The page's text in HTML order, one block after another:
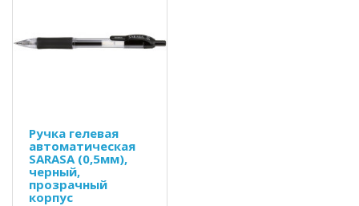
Ручка гелевая
автоматическая
SARASA (0,5мм),
черный,
прозрачный
корпус